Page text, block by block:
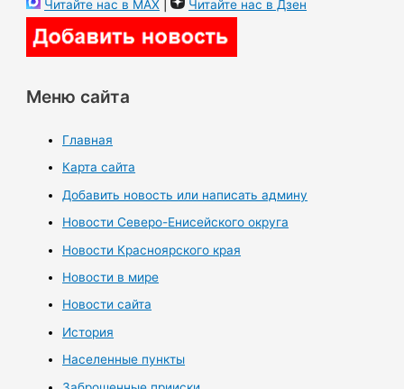
Читайте нас в MAX | Читайте нас в Дзен
Меню сайта
Главная
Карта сайта
Добавить новость или написать админу
Новости Северо-Енисейского округа
Новости Красноярского края
Новости в мире
Новости сайта
История
Населенные пункты